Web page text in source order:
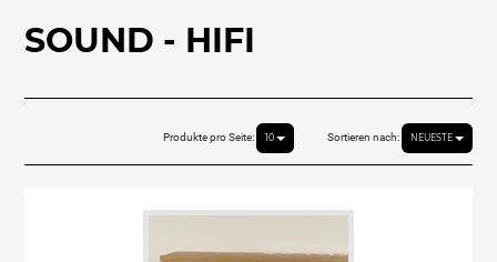
SOUND - HIFI
Sortieren nach: NEUESTE
Produkte pro Seite: 10